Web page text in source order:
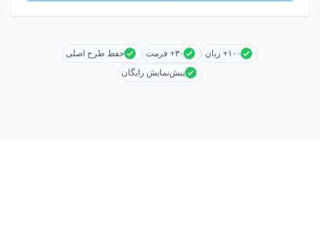
۱۰۰+ زبان ۳۰+ فرمت
حفظ طرح اصلی
پیش‌نمایش رایگان